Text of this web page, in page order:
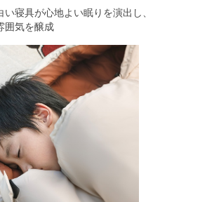
寝具が心地よい眠りを演出し、
囲気を醸成